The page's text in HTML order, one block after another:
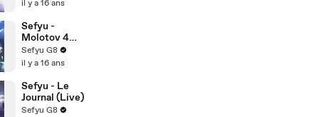
il y a 16 ans
Sefyu -
Molotov 4
(Live)
Sefyu G8
il y a 16 ans
Sefyu - Le
Journal (Live)
Sefyu G8